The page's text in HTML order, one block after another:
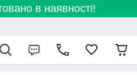
в наявності!